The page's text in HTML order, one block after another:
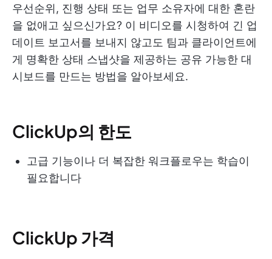
우선순위, 진행 상태 또는 업무 소유자에 대한 혼란
을 없애고 싶으신가요? 이 비디오를 시청하여 긴 업
데이트 보고서를 보내지 않고도 팀과 클라이언트에
게 명확한 상태 스냅샷을 제공하는 공유 가능한 대
시보드를 만드는 방법을 알아보세요.
ClickUp의 한도
고급 기능이나 더 복잡한 워크플로우는 학습이
필요합니다
ClickUp 가격